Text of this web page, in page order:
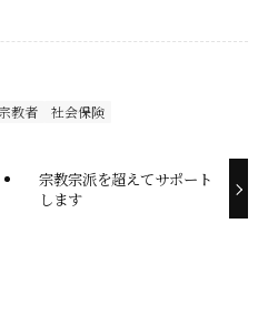
l
教者 社会保険
宗教宗派を超えてサポート
します